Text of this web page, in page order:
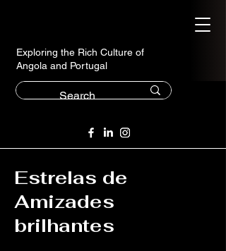
Exploring the Rich Culture of
Angola and Portugal
Estrelas de
Amizades
brilhantes